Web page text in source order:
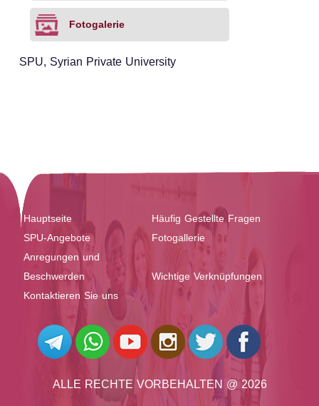
Fotogalerie
SPU, Syrian Private University
Hauptseite
Häufig Gestellte Fragen
SPU-Angebote
Fotogallerie
Anregungen und
Beschwerden
Wichtige Verknüpfungen
Kontaktieren Sie uns
ALLE RECHTE VORBEHALTEN @ 2026